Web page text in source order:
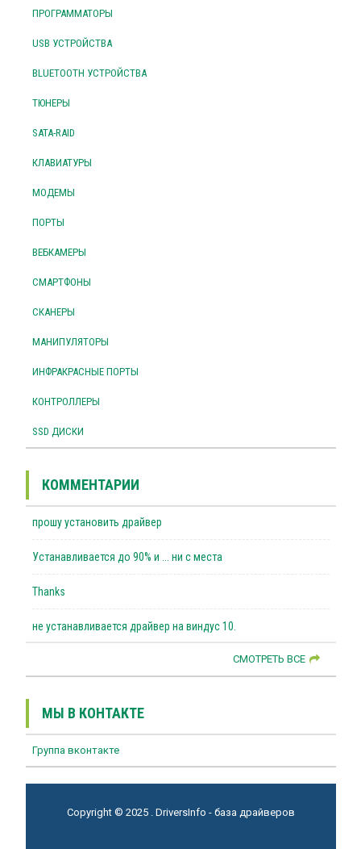
ПРОГРАММАТОРЫ
USB УСТРОЙСТВА
BLUETOOTH УСТРОЙСТВА
ТЮНЕРЫ
SATA-RAID
КЛАВИАТУРЫ
МОДЕМЫ
ПОРТЫ
ВЕБКАМЕРЫ
СМАРТФОНЫ
СКАНЕРЫ
МАНИПУЛЯТОРЫ
ИНФРАКРАСНЫЕ ПОРТЫ
КОНТРОЛЛЕРЫ
SSD ДИСКИ
КОММЕНТАРИИ
прошу установить драйвер
Устанавливается до 90% и ... ни с места
Thanks
не устанавливается драйвер на виндус 10.
СМОТРЕТЬ ВСЕ
МЫ В КОНТАКТЕ
Группа вконтакте
Copyright © 2025 . DriversInfo - база драйверов